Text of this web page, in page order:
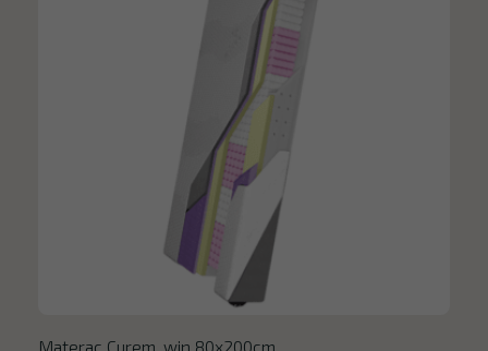
Materac Curem .win 80x200cm